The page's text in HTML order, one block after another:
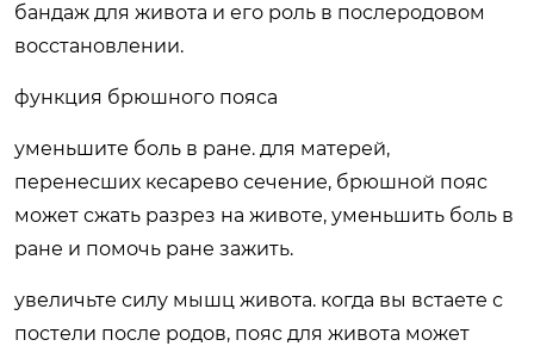
бандаж для живота и его роль в послеродовом
восстановлении.
функция брюшного пояса
уменьшите боль в ране. для матерей,
перенесших кесарево сечение, брюшной пояс
может сжать разрез на животе, уменьшить боль в
ране и помочь ране зажить.
увеличьте силу мышц живота. когда вы встаете с
постели после родов, пояс для живота может